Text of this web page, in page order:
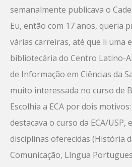
semanalmente publicava o
Eu, então com 17 anos, queria
várias carreiras, até que li uma
bibliotecária do Centro Latino-
de Informação em Ciências da
muito interessada no curso de
Escolhia a ECA por dois
destacava o curso da ECA/USP,
disciplinas oferecidas (História
Comunicação, Língua